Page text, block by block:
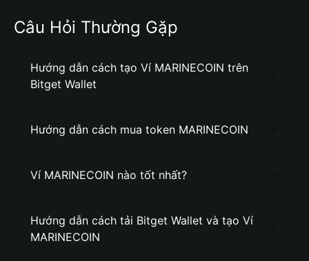
Câu Hỏi Thường Gặp
Hướng dẫn cách tạo Ví MARINECOIN trên
Bitget Wallet
Hướng dẫn cách mua token MARINECOIN
Ví MARINECOIN nào tốt nhất?
Hướng dẫn cách tải Bitget Wallet và tạo Ví
MARINECOIN